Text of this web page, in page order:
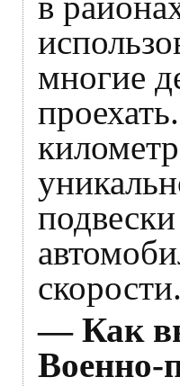
многие
скорости.
— Как
Военно-